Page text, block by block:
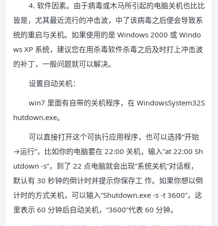
4. 软件因素。由于病毒或木马所引起的电脑关机也比比
皆是，尤其最近流行的冲击波，中了该病毒之后便会导致系
统的重启与关机。如果使用的是 Windows 2000 或 Windo
ws XP 系统，建议您在用杀毒软件杀毒之后及时打上冲击波
的补丁，一般问题就可以解决。
设置自动关机：
win7 里面有自带的关机程序，在 WindowsSystem32S
hutdown.exe。
可以直接打开这个可执行应用程序，也可以选择“开始
→运行”，比如你的电脑要在 22:00 关机，输入“at 22:00 Sh
utdown -s”，到了 22 点电脑就会出现“系统关机”对话框，
默认有 30 秒钟的倒计时并提示你保存工 作。如果你想以倒
计时的方式关机，可以输入“Shutdown.exe -s -t 3600”，这
里表示 60 分钟后自动关机，“3600”代表 60 分钟。